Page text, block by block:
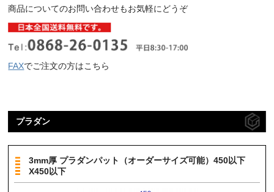
商品についてのお問い合わせもお気軽にどうぞ
FAXでご注文の方はこちら
プラダン
3mm厚 プラダンパット（オーダーサイズ可能）450以下
X450以下